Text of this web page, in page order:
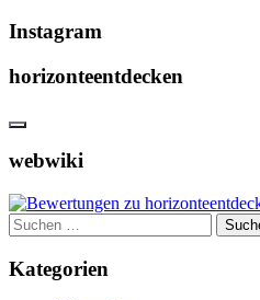
Instagram
horizonteentdecken
webwiki
Suchen
nach:
Kategorien